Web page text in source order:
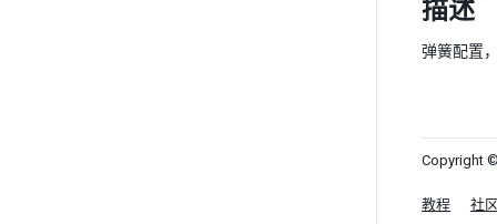
描述
弹簧配置
Copyright
教程 社